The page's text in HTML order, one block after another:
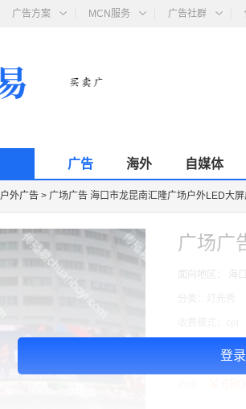
广告方案 MCN服务 广告社群
广告 海外 自媒体
户外广告 > 广场广告 海口市龙昆南汇隆广场户外LED大
登
广场广
面向地区： 海
广告投放注意